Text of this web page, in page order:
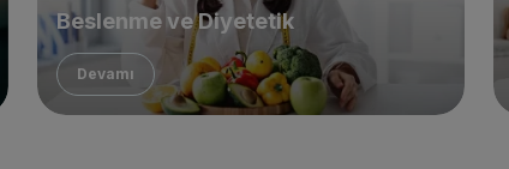
Beslenme ve Diyetetik
Devamı